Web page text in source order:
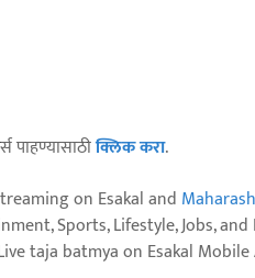
पाहण्यासाठीक्लिक करा.
on Esakal and
Sports, Lifestyle, Jobs, and
Live taja batmya on Esakal